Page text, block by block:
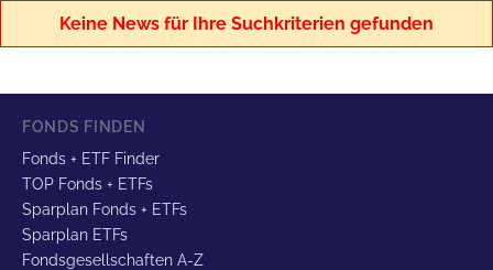
Keine News für Ihre Suchkriterien gefunden
FONDS FINDEN
Fonds + ETF Finder
TOP Fonds + ETFs
Sparplan Fonds + ETFs
Sparplan ETFs
Fondsgesellschaften A-Z